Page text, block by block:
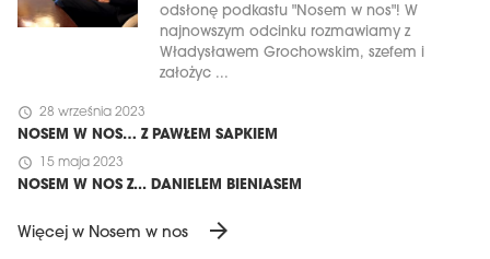
odsłonę podkastu "Nosem w nos"! W
najnowszym odcinku rozmawiamy z
Władysławem Grochowskim, szefem i
założyc ...
schedule 28 września 2023
NOSEM W NOS… Z PAWŁEM SAPKIEM
schedule 15 maja 2023
NOSEM W NOS Z... DANIELEM BIENIASEM
Więcej w Nosem w nos arrow_forward